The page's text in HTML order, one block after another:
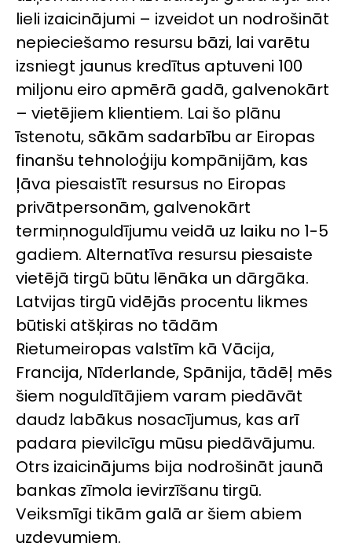
lieli izaicinājumi – izveidot un nodrošināt
nepieciešamo resursu bāzi, lai varētu
izsniegt jaunus kredītus aptuveni 100
miljonu eiro apmērā gadā, galvenokārt
– vietējiem klientiem. Lai šo plānu
īstenotu, sākām sadarbību ar Eiropas
finanšu tehnoloģiju kompānijām, kas
ļāva piesaistīt resursus no Eiropas
privātpersonām, galvenokārt
termiņnoguldījumu veidā uz laiku no 1-5
gadiem. Alternatīva resursu piesaiste
vietējā tirgū būtu lēnāka un dārgāka.
Latvijas tirgū vidējās procentu likmes
būtiski atšķiras no tādām
Rietumeiropas valstīm kā Vācija,
Francija, Nīderlande, Spānija, tādēļ mēs
šiem noguldītājiem varam piedāvāt
daudz labākus nosacījumus, kas arī
padara pievilcīgu mūsu piedāvājumu.
Otrs izaicinājums bija nodrošināt jaunā
bankas zīmola ievirzīšanu tirgū.
Veiksmīgi tikām galā ar šiem abiem
uzdevumiem.